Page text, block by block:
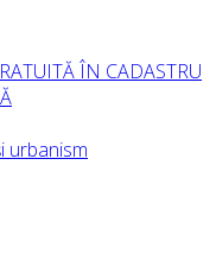
ÎN CADASTRU
urbanism